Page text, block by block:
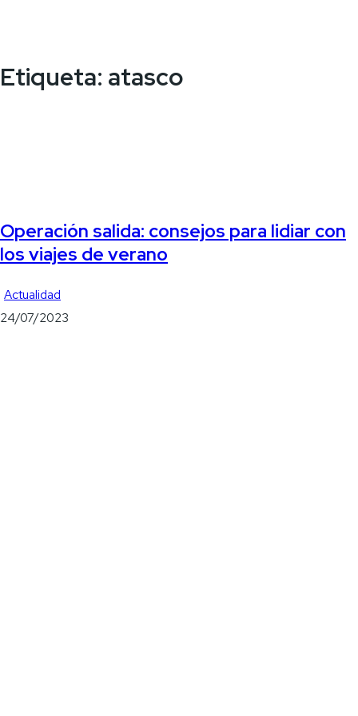
Etiqueta: atasco
Operación salida: consejos para lidiar con
los viajes de verano
Actualidad
24/07/2023